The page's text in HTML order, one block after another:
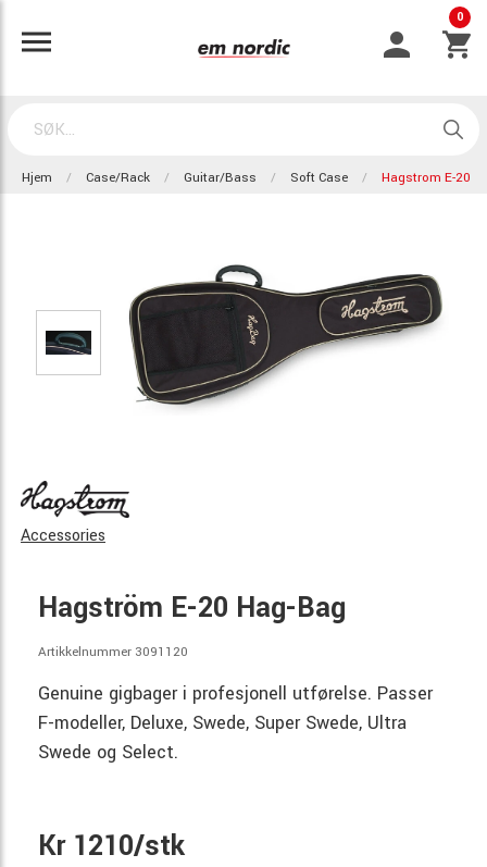
0
Hjem Case/Rack Guitar/Bass Soft Case Hagstrom E-20
Accessories
Hagström E-20 Hag-Bag
Artikkelnummer 3091120
Genuine gigbager i profesjonell utførelse. Passer
F-modeller, Deluxe, Swede, Super Swede, Ultra
Swede og Select.
Kr 1210/stk